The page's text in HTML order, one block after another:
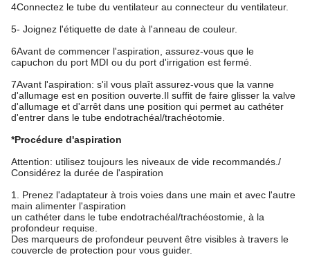
4Connectez le tube du ventilateur au connecteur du ventilateur.
5- Joignez l'étiquette de date à l'anneau de couleur.
6Avant de commencer l'aspiration, assurez-vous que le
capuchon du port MDI ou du port d'irrigation est fermé.
7Avant l'aspiration: s'il vous plaît assurez-vous que la vanne
d'allumage est en position ouverte.Il suffit de faire glisser la valve
d'allumage et d'arrêt dans une position qui permet au cathéter
d'entrer dans le tube endotrachéal/trachéotomie.
*Procédure d'aspiration
Attention: utilisez toujours les niveaux de vide recommandés./
Considérez la durée de l'aspiration
1. Prenez l'adaptateur à trois voies dans une main et avec l'autre
main alimenter l'aspiration
un cathéter dans le tube endotrachéal/trachéostomie, à la
profondeur requise.
Des marqueurs de profondeur peuvent être visibles à travers le
couvercle de protection pour vous guider.